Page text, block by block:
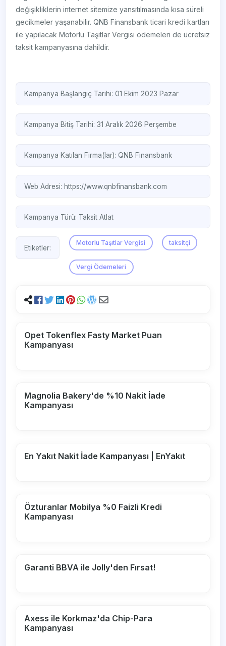
değişikliklerin internet sitemize yansıtılmasında kısa süreli
gecikmeler yaşanabilir. QNB Finansbank ticari kredi kartları
ile yapılacak Motorlu Taşıtlar Vergisi ödemeleri de ücretsiz
taksit kampanyasına dahildir.
Kampanya Başlangıç Tarihi: 01 Ekim 2023 Pazar
Kampanya Bitiş Tarihi: 31 Aralık 2026 Perşembe
Kampanya Katılan Firma(lar):QNB Finansbank
Web Adresi:https://www.qnbfinansbank.com
Kampanya Türü: Taksit Atlat
Etiketler:
Motorlu Taşıtlar Vergisi taksitçi
Vergi Ödemeleri
Opet Tokenflex Fasty Market Puan
Kampanyası
Magnolia Bakery'de %10 Nakit İade
Kampanyası
En Yakıt Nakit İade Kampanyası | EnYakıt
Özturanlar Mobilya %0 Faizli Kredi
Kampanyası
Garanti BBVA ile Jolly'den Fırsat!
Axess ile Korkmaz'da Chip-Para
Kampanyası